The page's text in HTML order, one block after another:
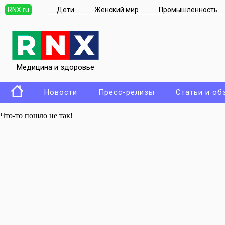
RNX.ru Дети Женский мир Промышленность
Медицина и здоровье
Новости Пресс-релизы Статьи и
Что-то пошло не так!